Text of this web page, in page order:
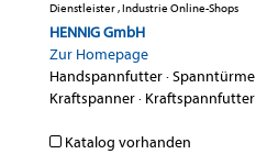
Dienstleister , Industrie Online-Shops
HENNIG GmbH
Zur Homepage
Handspannfutter·Spanntürme
Kraftspanner· Kraftspannfutter
Katalog vorhanden